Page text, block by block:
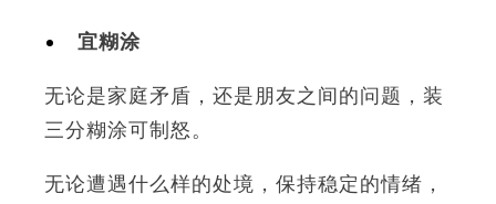
宜糊涂
无论是家庭矛盾，还是朋友之间的问题，装
三分糊涂可制怒。
无论遭遇什么样的处境，保持稳定的情绪，